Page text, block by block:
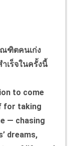
ฑิตคนเก่ง
เร็จในครั้งนี้
to come
for taking
— chasing
dreams,